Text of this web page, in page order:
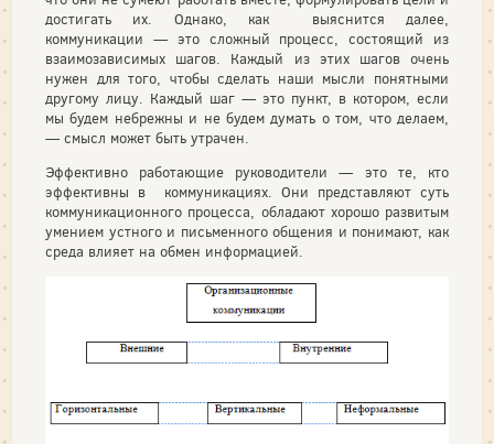
достигать их. Однако, как выяснится далее,
коммуникации — это сложный процесс, состоящий из
взаимозависимых шагов. Каждый из этих шагов очень
нужен для того, чтобы сделать наши мысли понятными
другому лицу. Каждый шаг — это пункт, в котором, если
мы будем небрежны и не будем думать о том, что делаем,
— смысл может быть утрачен.
Эффективно работающие руководители — это те, кто
эффективны в коммуникациях. Они представляют суть
коммуникационного процесса, обладают хорошо развитым
умением устного и письменного общения и понимают, как
среда влияет на обмен информацией.